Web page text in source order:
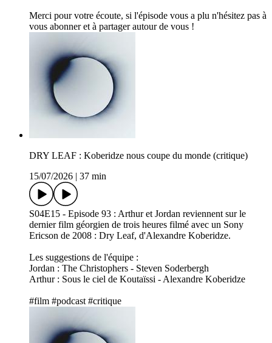
Merci pour votre écoute, si l'épisode vous a plu n'hésitez pas à
vous abonner et à partager autour de vous !
DRY LEAF : Koberidze nous coupe du monde (critique)
15/07/2026
37 min
S04E15 - Episode 93 : Arthur et Jordan reviennent sur le
dernier film géorgien de trois heures filmé avec un Sony
Ericson de 2008 : Dry Leaf, d'Alexandre Koberidze.
Les suggestions de l'équipe :
Jordan : The Christophers - Steven Soderbergh
Arthur : Sous le ciel de Koutaïssi - Alexandre Koberidze
#film #podcast #critique